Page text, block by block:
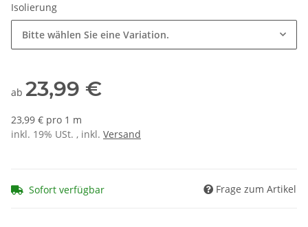
Isolierung
Bitte wählen Sie eine Variation.
ab 23,99 €
23,99 € pro 1 m
inkl. 19% USt. , inkl. Versand
Sofort verfügbar Frage zum Artikel